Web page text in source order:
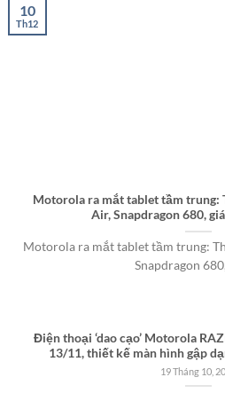
Motorola ra mắt tablet tầm trung:
Air, Snapdragon 680,
Motorola ra mắt tablet tầm trung:
Snapdragon
10
Th12
Điện thoại ‘dao cạo’ Motorola
13/11, thiết kế màn hình gập
19 Tháng 10,